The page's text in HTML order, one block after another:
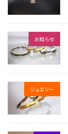
お知らせ
ジュエリー